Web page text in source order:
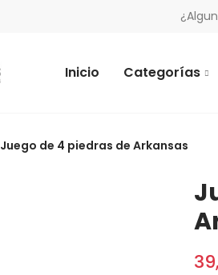
Inicio Categorías
Juego de 4 piedras de Arkansas